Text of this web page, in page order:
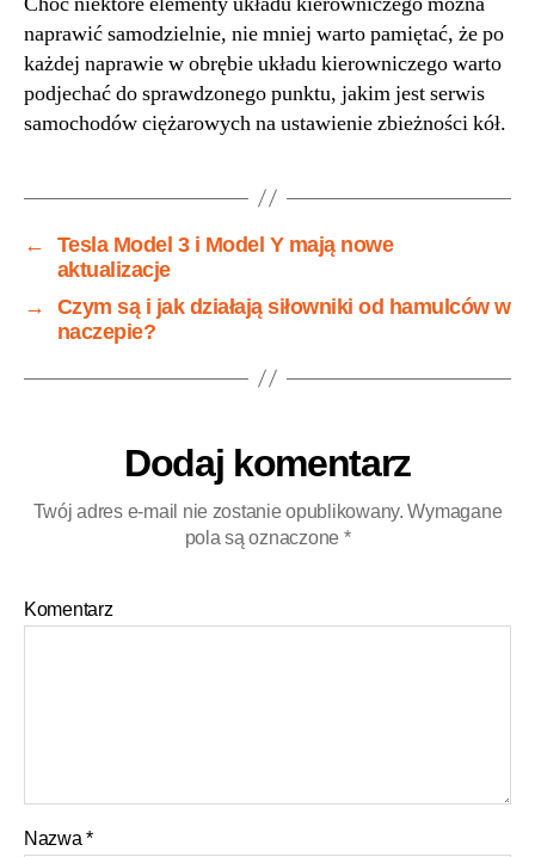
naprawić samodzielnie, nie mniej warto pamiętać, że po
każdej naprawie w obrębie układu kierowniczego warto
podjechać do sprawdzonego punktu, jakim jest serwis
samochodów ciężarowych na ustawienie zbieżności kół.
←
Tesla Model 3 i Model Y mają nowe
aktualizacje
→
Czym są i jak działają siłowniki od hamulców w
naczepie?
Dodaj komentarz
Twój adres e-mail nie zostanie opublikowany. Wymagane
pola są oznaczone *
Komentarz
Nazwa*